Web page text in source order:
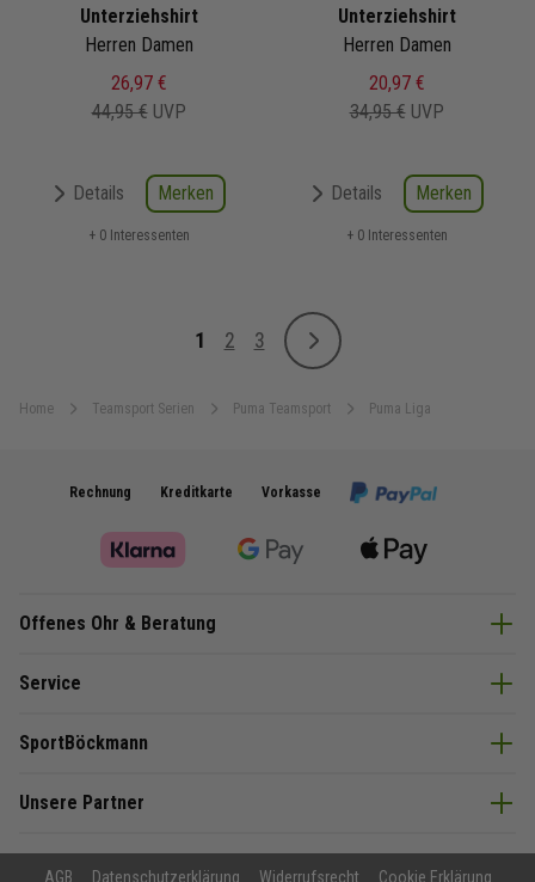
Home Teamsport Serien Puma Teamsport Puma Liga
Unterziehshirt
Herren Damen
26,97 €
44,95 € UVP
Details Merken
+ 0 Interessenten
Unterziehshirt
Herren Damen
20,97 €
34,95 € UVP
Details Merken
+ 0 Interessenten
Sie lesen gerade Seite
1
Seite
2
Seite
3
Weiter
Rechnung Kreditkarte Vorkasse
Offenes Ohr & Beratung
Service
SportBöckmann
Unsere Partner
AGB Datenschutzerklärung Widerrufsrecht Cookie Erklärung